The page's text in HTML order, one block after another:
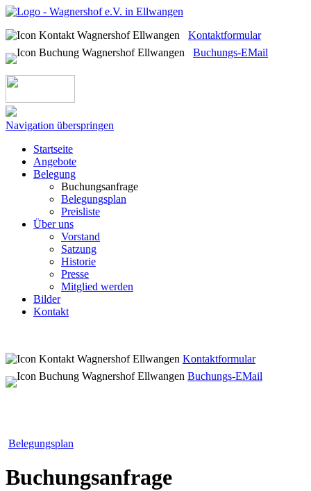
Kontaktformular
Buchungs-EMail
Navigation überspringen
Startseite
Angebote
Belegung
Buchungsanfrage
Belegungsplan
Preisliste
Über uns
Vorstand
Satzung
Historie
Presse
Mitglied werden
Bilder
Kontakt
Kontaktformular
Buchungs-EMail
Belegungsplan
Buchungsanfrage